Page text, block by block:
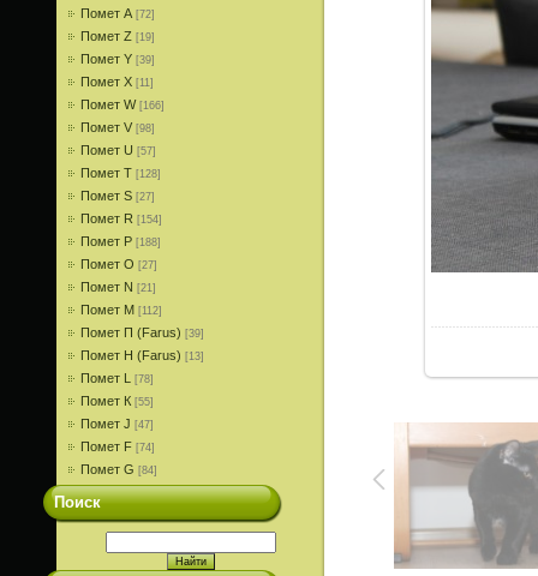
Помет A [72]
Помет Z [19]
Помет Y [39]
Помет X [11]
Помет W [166]
Помет V [98]
Помет U [57]
Помет T [128]
Помет S [27]
Помет R [154]
Помет P [188]
Помет О [27]
Помет N [21]
Помет M [112]
Помет П (Farus) [39]
Помет Н (Farus) [13]
Помет L [78]
Помет К [55]
Помет J [47]
Помет F [74]
Помет G [84]
Поиск